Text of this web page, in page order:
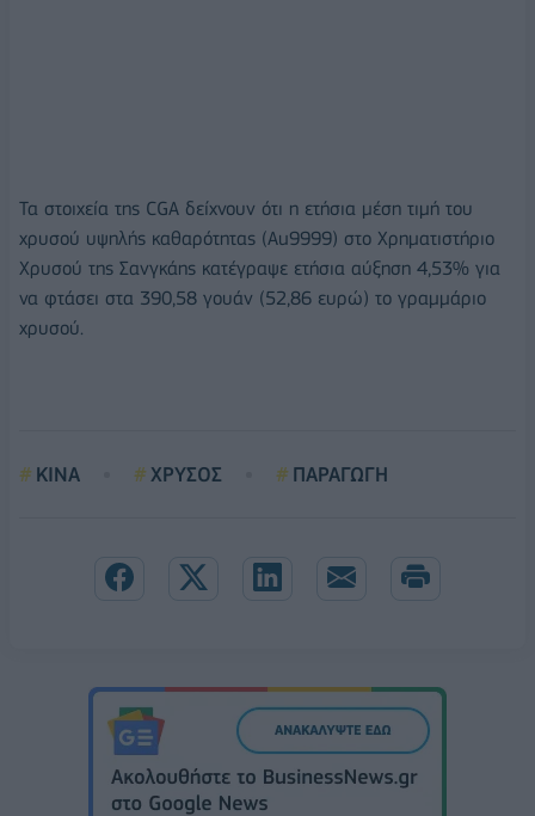
Τα στοιχεία της CGA δείχνουν ότι η ετήσια μέση τιμή του
χρυσού υψηλής καθαρότητας (Au9999) στο Χρηματιστήριο
Χρυσού της Σανγκάης κατέγραψε ετήσια αύξηση 4,53% για
να φτάσει στα 390,58 γουάν (52,86 ευρώ) το γραμμάριο
χρυσού.
ΚΙΝΑ ΧΡΥΣΟΣ ΠΑΡΑΓΩΓΗ